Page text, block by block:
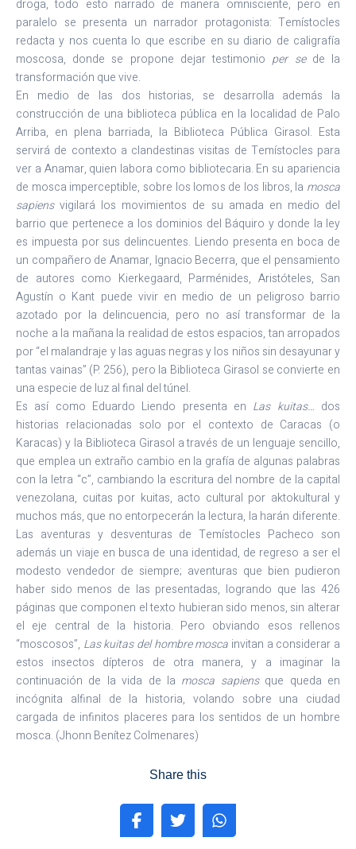
droga, todo esto narrado de manera omnisciente, pero en
paralelo se presenta un narrador protagonista: Temístocles
redacta y nos cuenta lo que escribe en su diario de caligrafía
moscosa, donde se propone dejar testimonio per sede la
transformación que vive.
En medio de las dos historias, se desarrolla además la
construcción de una biblioteca pública en la localidad de Palo
Arriba, en plena barriada, la Biblioteca Pública Girasol. Esta
servirá de contexto a clandestinas visitas de Temístocles para
ver a Anamar, quien labora como bibliotecaria. En su apariencia
de mosca imperceptible, sobre los lomos de los libros, la mosca
sapiensvigilará los movimientos de su amada en medio del
barrio que pertenece a los dominios del Báquiro y donde la ley
es impuesta por sus delincuentes. Liendo presenta en boca de
un compañero de Anamar, Ignacio Becerra, que el pensamiento
de autores como Kierkegaard, Parménides, Aristóteles, San
Agustín o Kant puede vivir en medio de un peligroso barrio
azotado por la delincuencia, pero no así transformar de la
noche a la mañana la realidad de estos espacios, tan arropados
por “el malandraje y las aguas negras y los niños sin desayunar y
tantas vainas” (P. 256), pero la Biblioteca Girasol se convierte en
una especie de luz al final del túnel.
Es así como Eduardo Liendo presenta en Las kuitas… dos
historias relacionadas solo por el contexto de Caracas (o
Karacas) y la Biblioteca Girasol a través de un lenguaje sencillo,
que emplea un extraño cambio en la grafía de algunas palabras
con la letra “c”, cambiando la escritura del nombre de la capital
venezolana, cuitas por kuitas, acto cultural por aktokultural y
muchos más, que no entorpecerán la lectura, la harán diferente.
Las aventuras y desventuras de Temístocles Pacheco son
además un viaje en busca de una identidad, de regreso a ser el
modesto vendedor de siempre; aventuras que bien pudieron
haber sido menos de las presentadas, logrando que las 426
páginas que componen el texto hubieran sido menos, sin alterar
el eje central de la historia. Pero obviando esos rellenos
“moscosos”, Las kuitas del hombre mosca invitan a considerar a
estos insectos dípteros de otra manera, y a imaginar la
continuación de la vida de la mosca sapiensque queda en
incógnita alfinal de la historia, volando sobre una ciudad
cargada de infinitos placeres para los sentidos de un hombre
mosca. (Jhonn Benítez Colmenares)
Share this